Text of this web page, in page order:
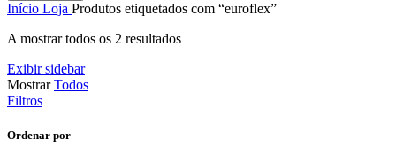
Início Loja Produtos etiquetados com “euroflex”
A mostrar todos os 2 resultados
Exibir sidebar
MostrarTodos
Filtros
Ordenar por